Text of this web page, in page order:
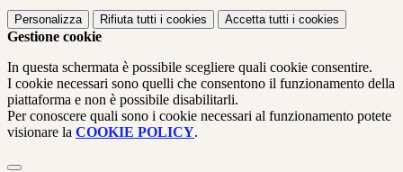
Personalizza Rifiuta tutti i cookies Accetta tutti i cookies
Gestione cookie
In questa schermata è possibile scegliere quali cookie consentire.
I cookie necessari sono quelli che consentono il funzionamento della
piattaforma e non è possibile disabilitarli.
Per conoscere quali sono i cookie necessari al funzionamento potete
visionare la COOKIE POLICY.